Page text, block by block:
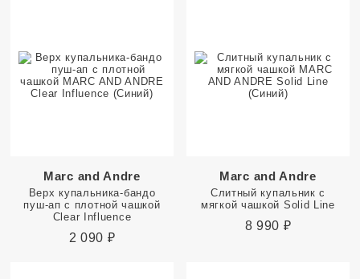
Marc and Andre
Верх купальника-бандо
пуш-ап с плотной чашкой
Clear Influence
2 090 ₽
Marc and Andre
Слитный купальник с
мягкой чашкой Solid Line
8 990 ₽